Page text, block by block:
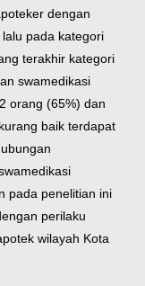
dengan
pada kategori
terakhir kategori
swamedikasi
orang (65%) dan
baik terdapat
pada penelitian ini
perilaku
wilayah Kota